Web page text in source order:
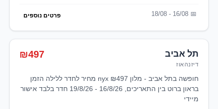
16/08 - 18/08 פרטים נוספים
תל אביב
דיזנהאוז
₪497
חופשה בתל אביב - מלון nyx ₪497 מחיר לחדר ללילה הזמן
בראון ברוט בין התאריכים, 16/8/26 - 19/8/26 חדר בלבד אישור
מיידי